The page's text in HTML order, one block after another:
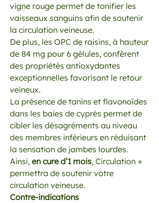
vigne rouge permet de tonifier les
vaisseaux sanguins afin de soutenir
la circulation veineuse.
De plus, les OPC de raisins, à hauteur
de 84 mg pour 6 gélules, confèrent
des propriétés antioxydantes
exceptionnelles favorisant le retour
veineux.
La présence de tanins et flavonoïdes
dans les baies de cyprès permet de
cibler les désagréments au niveau
des membres inférieurs en réduisant
la sensation de jambes lourdes.
Ainsi, en cure d’1 mois, Circulation +
permettra de soutenir votre
circulation veineuse.
Contre-indications